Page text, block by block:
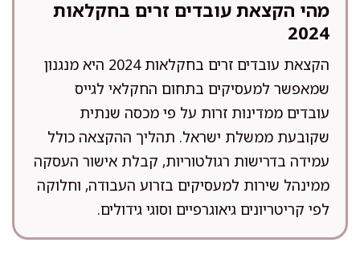
מהי הקצאת עובדים זרים בחקלאות
2024
הקצאת עובדים זרים בחקלאות 2024 היא מנגנון
שמאפשר למעסיקים בתחום החקלאי לגייס
עובדים ממדינות זרות על פי מכסה שנתית
שקובעת ממשלת ישראל. תהליך ההקצאה כולל
עמידה בדרישות רגולטוריות, קבלת אישור העסקה
ממינהל שירות למעסיקים בזרוע העבודה, וחלוקה
לפי קריטריונים גיאוגרפיים וסוגי גידולים.